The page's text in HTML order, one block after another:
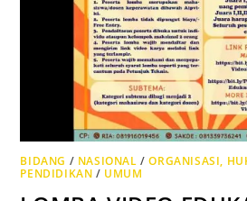
BIDANG / NASIONAL /ORGANISASI,
PENDIDIKAN / UMUM